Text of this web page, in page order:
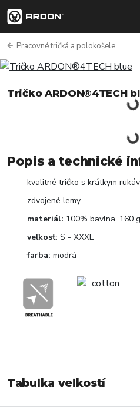
Pracovné tričká a polokošele
Tričko ARDON®4TECH
Popis a technické
kvalitné tričko s krátkym
zdvojené lemy
materiál: 100% bavlna, 160
veľkosť: S - XXXL
farba: modrá
Tabuľka veľkostí